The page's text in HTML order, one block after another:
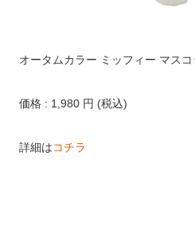
オータムカラー ミッフィー マス
価格 : 1,980 円 (税込)
詳細はコチラ